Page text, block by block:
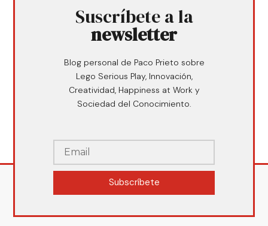
Suscríbete a la
newsletter
Blog personal de Paco Prieto sobre
Lego Serious Play, Innovación,
Creatividad, Happiness at Work y
Sociedad del Conocimiento.
Subscríbete